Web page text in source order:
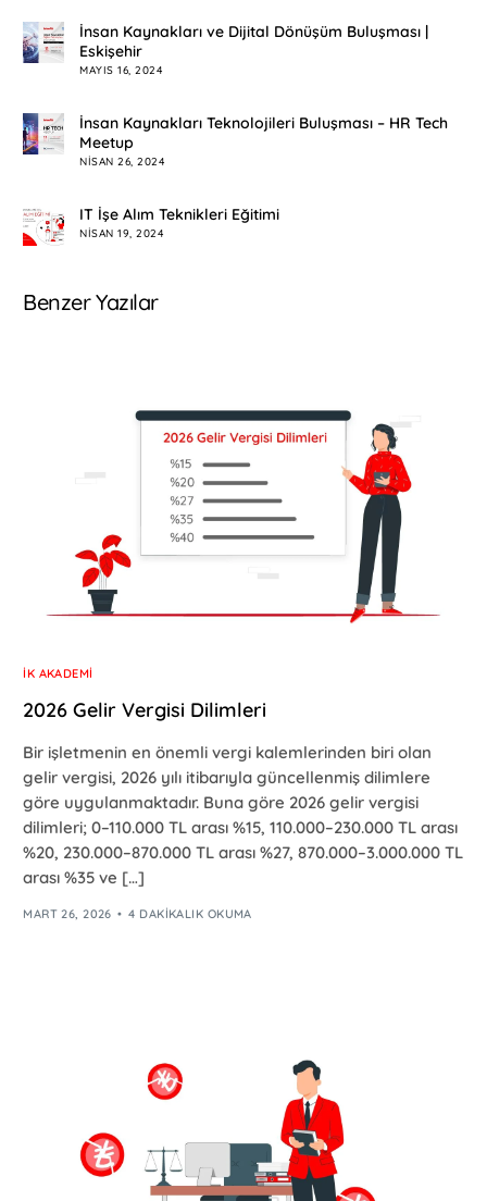
İnsan Kaynakları ve Dijital Dönüşüm Buluşması |
Eskişehir
MAYIS 16, 2024
İnsan Kaynakları Teknolojileri Buluşması – HR Tech
Meetup
NISAN 26, 2024
IT İşe Alım Teknikleri Eğitimi
NISAN 19, 2024
Benzer Yazılar
İK AKADEMI
2026 Gelir Vergisi Dilimleri
Bir işletmenin en önemli vergi kalemlerinden biri olan
gelir vergisi, 2026 yılı itibarıyla güncellenmiş dilimlere
göre uygulanmaktadır. Buna göre 2026 gelir vergisi
dilimleri; 0–110.000 TL arası %15, 110.000–230.000 TL arası
%20, 230.000–870.000 TL arası %27, 870.000–3.000.000 TL
arası %35 ve […]
MART 26, 2026 4 DAKIKALIK OKUMA